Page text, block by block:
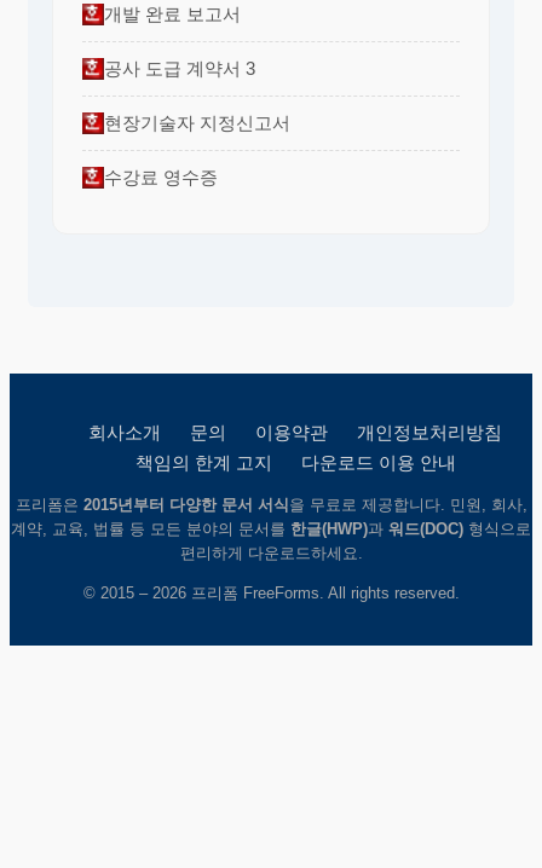
개발 완료 보고서
공사 도급 계약서 3
현장기술자 지정신고서
수강료 영수증
회사소개 문의 이용약관
개인정보처리방침
책임의 한계 고지
다운로드 이용 안내
프리폼은 2015년부터 다양한 문서 서식 을 무료로 제공합니다. 민원, 회사,
계약, 교육, 법률 등 모든 분야의 문서를 한글(HWP)과 워드(DOC) 형식으로
편리하게 다운로드하세요.
© 2015 – 2026 프리폼 FreeForms. All rights reserved.